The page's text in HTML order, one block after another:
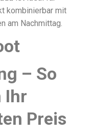
kombinierbar mit
am Nachmittag.
– So
Ihr
Preis